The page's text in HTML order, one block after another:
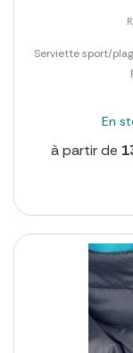
Serviette sport/
En
à partir de